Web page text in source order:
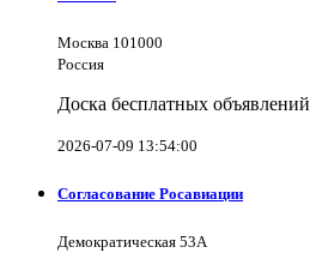
Москва 101000
Россия
Доска бесплатных объявлений
2026-07-09 13:54:00
Согласование Росавиации
Демократическая 53А